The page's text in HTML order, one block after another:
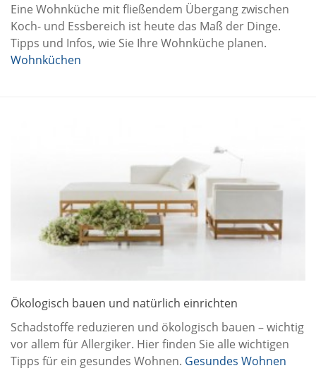
Eine Wohnküche mit fließendem Übergang zwischen
Koch- und Essbereich ist heute das Maß der Dinge.
Tipps und Infos, wie Sie Ihre Wohnküche planen.
Wohnküchen
Ökologisch bauen und natürlich einrichten
Schadstoffe reduzieren und ökologisch bauen – wichtig
vor allem für Allergiker. Hier finden Sie alle wichtigen
Tipps für ein gesundes Wohnen. Gesundes Wohnen